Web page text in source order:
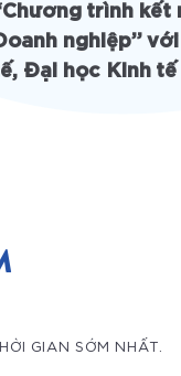
trình kết
nghiệp”
Đại học Kinh tế
GIAN SỚM NHẤT.